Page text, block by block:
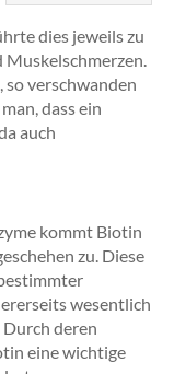
dies jeweils zu
verschwanden
dass ein
auch
kommt Biotin
zu. Diese
wesentlich
deren
eine wichtige